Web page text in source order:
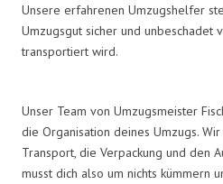
Unsere erfahrenen Umzugshelfer
Umzugsgut sicher und unbeschadet
transportiert wird.
Unser Team von Umzugsmeister
die Organisation deines Umzugs.
Transport, die Verpackung und den
musst dich also um nichts kümmern